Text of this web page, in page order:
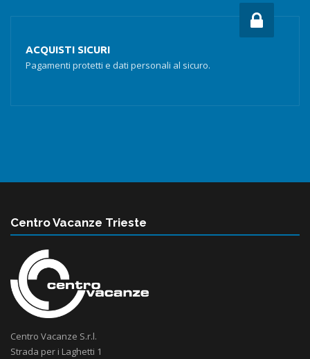
ACQUISTI SICURI
Pagamenti protetti e dati personali al sicuro.
Centro Vacanze Trieste
Centro Vacanze S.r.l.
Strada per i Laghetti 1